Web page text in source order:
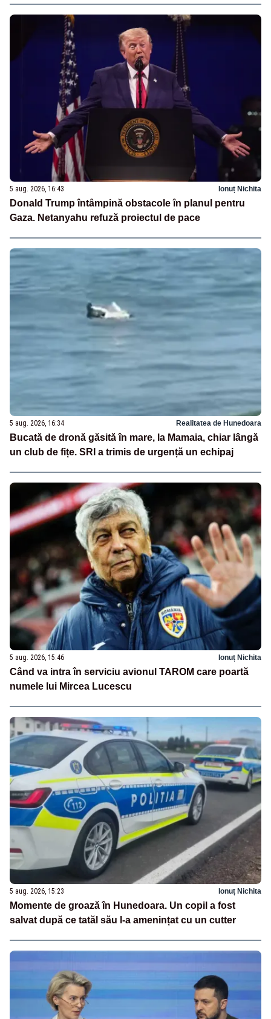
5 aug. 2026, 16:43 Ionuț Nichita
Donald Trump întâmpină obstacole în planul pentru
Gaza. Netanyahu refuză proiectul de pace
5 aug. 2026, 16:34 Realitatea de Hunedoara
Bucată de dronă găsită în mare, la Mamaia, chiar lângă
un club de fițe. SRI a trimis de urgență un echipaj
5 aug. 2026, 15:46 Ionuț Nichita
Când va intra în serviciu avionul TAROM care poartă
numele lui Mircea Lucescu
5 aug. 2026, 15:23 Ionuț Nichita
Momente de groază în Hunedoara. Un copil a fost
salvat după ce tatăl său l-a amenințat cu un cutter